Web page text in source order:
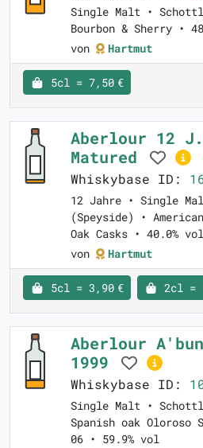
Single Malt •
Bourbon & Sherry •
von
Hartmut
5cl = 7,50 €
Aberlour 12 J.
Matured
Whiskybase ID:
12 Jahre • Single
(Speyside) •
Oak Casks • 40.0% vol
von
Hartmut
5cl = 3,90 € 2cl =
Aberlour
1999
Whiskybase ID:
Single Malt •
Spanish oak Oloroso
06 • 59.9% vol